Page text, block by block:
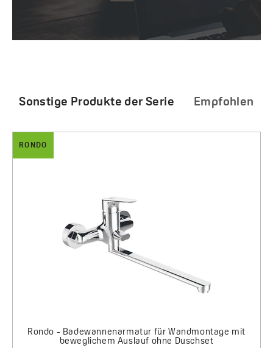
Sonstige Produkte der Serie Empfohlen
RONDO
Rondo - Badewannenarmatur für Wandmontage mit
beweglichem Auslauf ohne Duschset